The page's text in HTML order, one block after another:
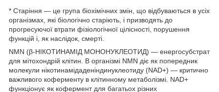
* Старіння — це група біохімічних змін, що відбуваються в усіх
організмах, які біологічно старіють, і призводять до
прогресуючої втрати фізіологічної цілісності, порушення
функцій і, як наслідок, смерті.
NMN (β-НІКОТИНАМІД МОНОНУКЛЕОТИД) — енергосубстрат
для мітохондрій клітин. В організмі NMN діє як попередник
молекули нікотинамідаденіндинуклеотиду (NAD+) — критично
важливого коферменту в клітинному метаболізмі. NAD+
функціонує як кофермент для багатьох різних